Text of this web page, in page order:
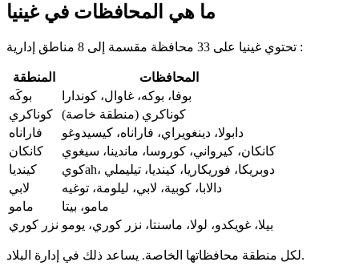
ما هي المحافظات في غينيا
تحتوي غينيا على 33 محافظة مقسمة إلى 8 مناطق إدارية :
المنطقة
المحافظات
بوكَه
بوفا، بوكه، غاوال، كوندارا
كوناكري
كوناكري (منطقة خاصة)
فاراناه
دابولا، دينغويراي، فاراناه، كيسيدوغو
كانكان
كانكان، كيرواني، كوروسا، ماندينا، سيغوي
كينديا
كويah، دوبريكا، فوريكاريا، كينديا، تيليملي
لابي
دالابا، كوبية، لابي، ليلومة، توغيه
مامو
مامو، بيتا
نزر كوري بيلا، غويكدو، لولا، ماسنتا، نزر كوري، يومو
لكل منطقة محافظاتها الخاصة. يساعد ذلك في إدارة البلاد.